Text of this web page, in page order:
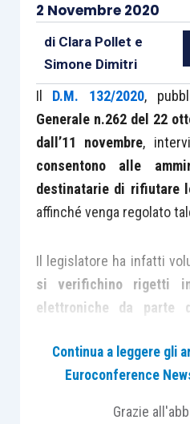
2 Novembre 2020
di Clara Pollet e
Simone Dimitri
Il D.M. 132/2020,
Generale n.262 del 22
dall’11 novembre,
consentono alle
destinatarie di rifiutare
affinché venga regolato
Il legislatore ha infatti
si verifichino rigetti
elettroniche da parte
rifiutodelle stesse, con
con le regole
Continua a leggere gli
Euroconference
Grazie